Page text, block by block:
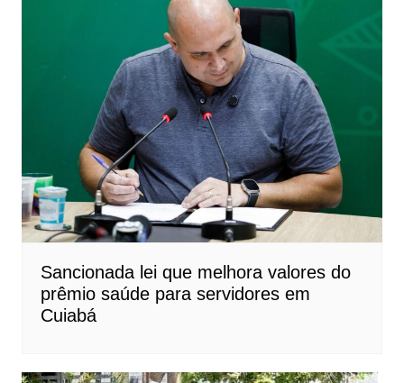
Sancionada lei que melhora valores do
prêmio saúde para servidores em
Cuiabá